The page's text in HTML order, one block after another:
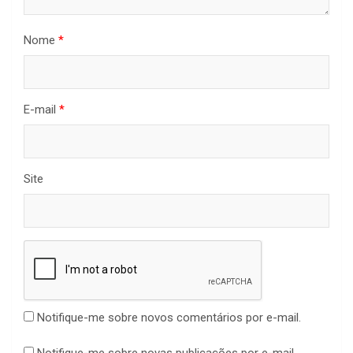
Nome *
E-mail *
Site
Notifique-me sobre novos comentários por e-mail.